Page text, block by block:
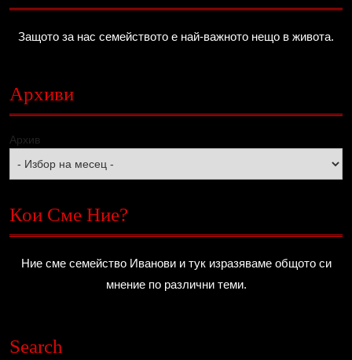
Защото за нас семейството е най-важното нещо в живота.
Архиви
Архив
Кои Сме Ние?
Ние сме семейство Иванови и тук изразяваме общото си
мнение по различни теми.
Search